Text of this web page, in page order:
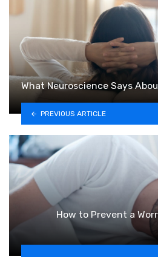
What Neuroscience Says
PREVIOUS ARTICLE
How to Prevent a